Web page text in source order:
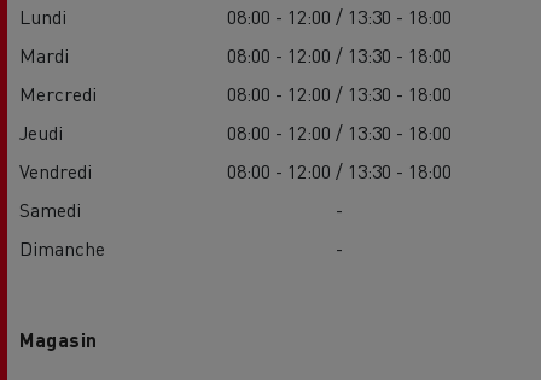
Lundi
08:00 - 12:00 / 13:30 - 18:00
Mardi
08:00 - 12:00 / 13:30 - 18:00
Mercredi
08:00 - 12:00 / 13:30 - 18:00
Jeudi
08:00 - 12:00 / 13:30 - 18:00
Vendredi
08:00 - 12:00 / 13:30 - 18:00
Samedi
-
Dimanche
-
Magasin